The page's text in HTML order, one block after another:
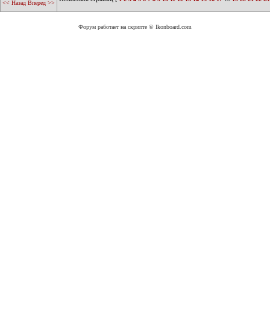
<< Назад Вперед >>
Форум работает на скрипте © Ikonboard.com